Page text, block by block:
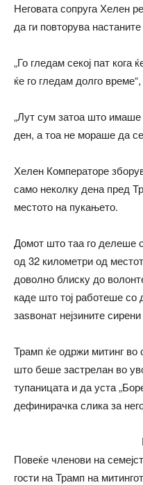
Неговата сопруга Хелен
да ги повторува
„Го гледам секој пат кога
ќе го гледам долго
„Лут сум затоа што имаше
ден, а тоа не мораше да
Хелен Комператоре
само неколку дена пред
местото на пукањето.
Домот што таа го делеше
од 32 километри од
доволно блиску до
каде што тој работеше со
заѕвонат нејзините
Трамп ќе одржи митинг во
што беше застрелан во
тупаницата и да уста
дефинирачка слика за
Повеќе членови на
гости на Трамп на